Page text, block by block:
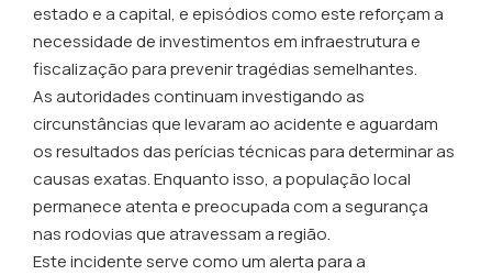
estado e a capital, e episódios como este reforçam a
necessidade de investimentos em infraestrutura e
fiscalização para prevenir tragédias semelhantes.
As autoridades continuam investigando as
circunstâncias que levaram ao acidente e aguardam
os resultados das perícias técnicas para determinar as
causas exatas. Enquanto isso, a população local
permanece atenta e preocupada com a segurança
nas rodovias que atravessam a região.
Este incidente serve como um alerta para a